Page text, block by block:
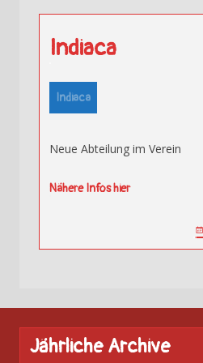
Indiaca
Indiaca
Neue Abteilung im Verein
Nähere Infos hier
Jährliche Archive